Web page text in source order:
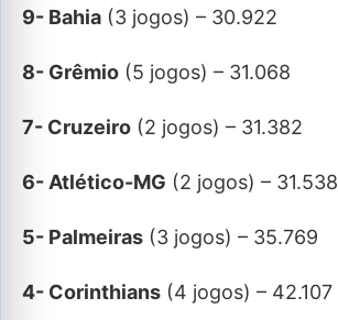
9- Bahia (3 jogos) – 30.922
8- Grêmio (5 jogos) – 31.068
7- Cruzeiro (2 jogos) – 31.382
6- Atlético-MG (2 jogos) – 31.538
5- Palmeiras (3 jogos) – 35.769
4- Corinthians (4 jogos) – 42.107